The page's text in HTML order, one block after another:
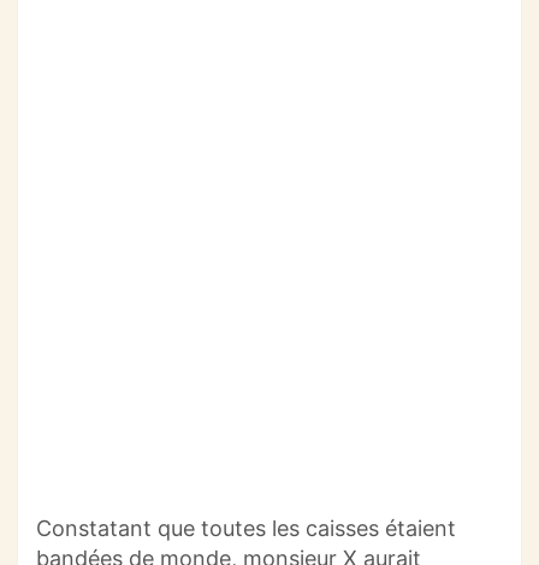
Constatant que toutes les caisses étaient
bandées de monde, monsieur X aurait